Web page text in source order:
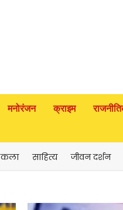
मनोरंजन क्राइम
कला साहित्य जीवन दर्शन